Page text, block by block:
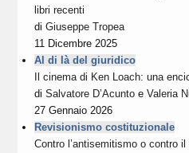
libri recenti
diGiuseppe Tropea
11 Dicembre 2025
Al di là del giuridico
Il cinema di Ken Loach: una
diSalvatore D’Acunto eValeria
27 Gennaio 2026
Revisionismo costituzionale
Contro l’antisemitismo o contro